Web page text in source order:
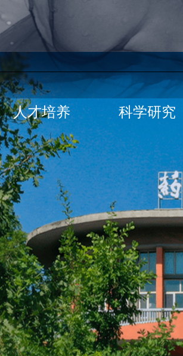
人才培养 科学研究